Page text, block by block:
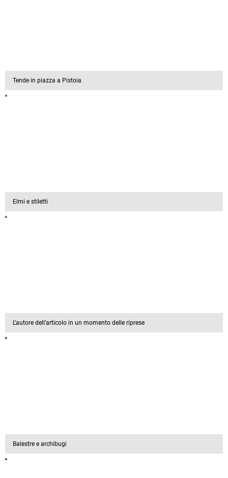
Tende in piazza a Pistoia
Elmi e stiletti
L’autore dell’articolo in un momento delle riprese
Balestre e archibugi